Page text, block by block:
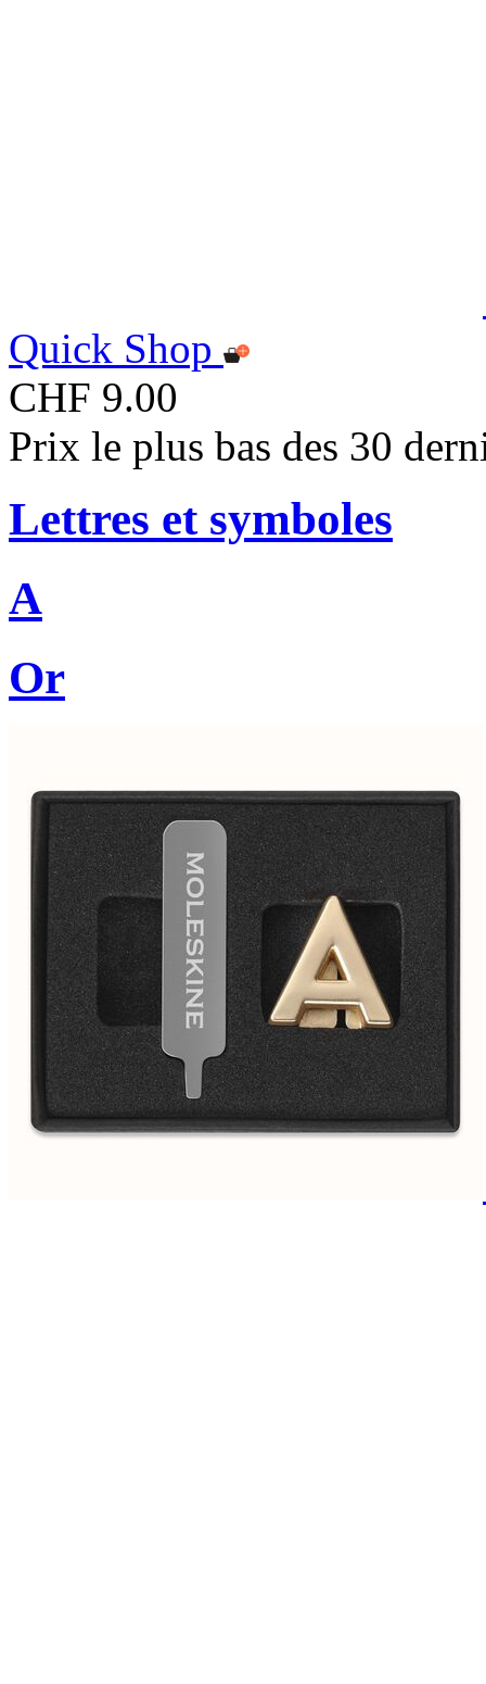
Quick Shop
CHF 9.00
Prix le plus bas des 30
Lettres et symboles
A
Or